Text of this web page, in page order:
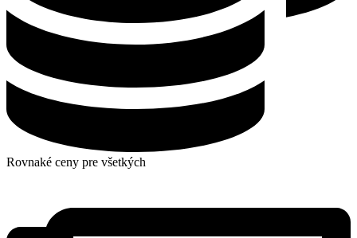
Rovnaké ceny pre všetkých